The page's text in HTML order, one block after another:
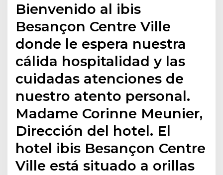
Bienvenido al ibis
Besançon Centre Ville
donde le espera nuestra
cálida hospitalidad y las
cuidadas atenciones de
nuestro atento personal.
Madame Corinne Meunier,
Dirección del hotel. El
hotel ibis Besançon Centre
Ville está situado a orillas